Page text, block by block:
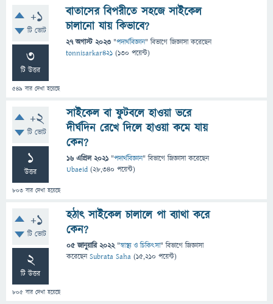
+1
টি ভোট
3
টি উত্তর
549 বার দেখা হয়েছে
বাতাসের বিপরীতে সহজে সাইকেল
চালানো যায় কিভাবে?
27 অগাস্ট 2023 "পদার্থবিজ্ঞান" বিভাগে জিজ্ঞাসাকরেছেন
tonnisarkar421 (130 পয়েন্ট)
+2
টি ভোট
1
উত্তর
803 বার দেখা হয়েছে
সাইকেল বা ফুটবলে হাওয়া ভরে
দীর্ঘদিন রেখে দিলে হাওয়া কমে যায়
কেন?
16 এপ্রিল 2021 "পদার্থবিজ্ঞান" বিভাগে জিজ্ঞাসাকরেছেন
Ubaeid (28,340 পয়েন্ট)
+1
টি ভোট
2
টি উত্তর
805 বার দেখা হয়েছে
হঠাৎ সাইকেল চালালে পা ব্যাথা করে
কেন?
05 জানুয়ারি 2022 "স্বাস্থ্য ও চিকিৎসা" বিভাগে জিজ্ঞাসা
করেছেনSubrata Saha (15,210 পয়েন্ট)